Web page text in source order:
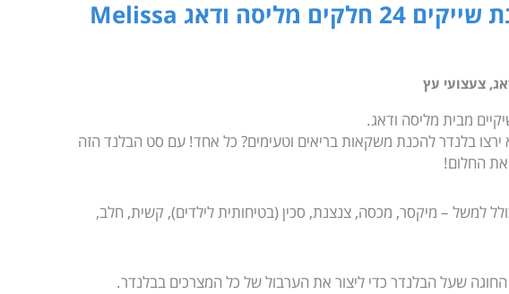
בלנדר להכנת שייקים 24 חלקים מליסה ודאג Melissa
,צעצועי עץ
מבית מליסה ודאג.
ירצו בלנדר להכנת משקאות בריאים וטעימים? כל אחד! עם סט הבלנד הזה
החלום!
כולל למשל – מיקסר, מכסה, צנצנת, סכין (בטיחותית לילדים), קשית, חלב,
החוגה שעל הבלנדר כדי ליצור את הערבול של כל המצרכים בבלנדר.